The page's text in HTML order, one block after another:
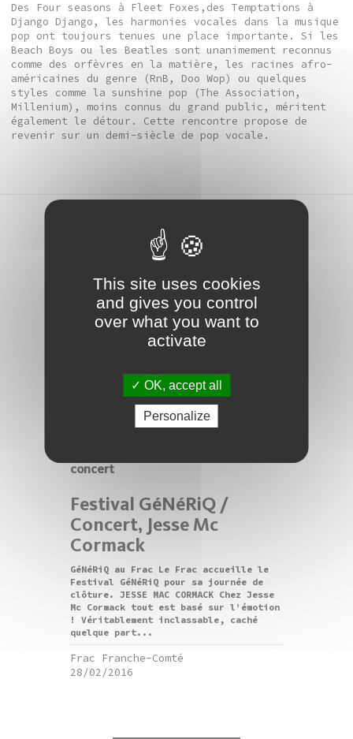
Des Four seasons à Fleet Foxes,des Temptations à
Django Django, les harmonies vocales dans la musique
pop ont toujours tenues une place importante. Si les
Beach Boys ou les Beatles sont unanimement reconnus
comme des orfèvres en la matière, les racines afro-
américaines du genre (RnB, Doo Wop) ou quelques
styles comme la sunshine pop (The Association,
Millenium), moins connus du grand public, méritent
également le détour. Cette rencontre propose de
revenir sur un demi-siècle de pop vocale.
Performance / Tsuneko
Taniuchi / Micro-
événements 1995-2015
Dans le cadre de l’exposition Légende
, des performances qui en ont commun
de redéfinir l’espace et le temps,
Frac Franche-Comté
concert
Festival GéNéRiQ /
Concert, Jesse Mc
Cormack
GéNéRiQ au Frac Le Frac accueille le
Festival GéNéRiQ pour sa journée de
clôture. JESSE MAC CORMACK Chez Jesse
Mc Cormack tout est basé sur l’émotion
! Véritablement inclassable, caché
quelque part...
Frac Franche-Comté
28/02/2016
This site uses cookies
and gives you control
over what you want to
activate
OK, accept all
Personalize